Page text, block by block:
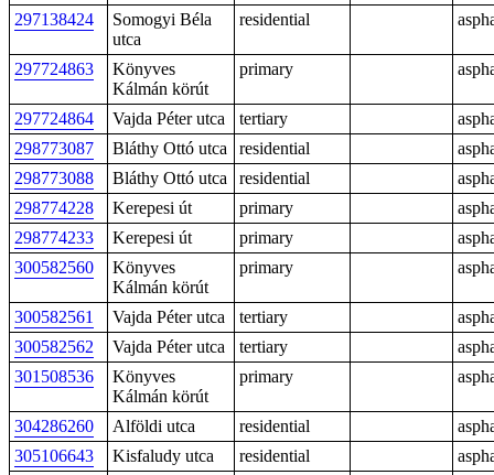
297138424
Somogyi Béla
utca
residential
297724863
Könyves
Kálmán körút
primary
297724864 Vajda Péter utca tertiary
298773087
Bláthy Ottó utca residential
298773088
Bláthy Ottó utca residential
298774228
Kerepesi út primary
298774233
Kerepesi út primary
300582560
Könyves
Kálmán körút
primary
300582561 Vajda Péter utca tertiary
300582562
Vajda Péter utca tertiary
301508536
Könyves
Kálmán körút
primary
304286260 Alföldi utca residential
305106643
Kisfaludy utca residential